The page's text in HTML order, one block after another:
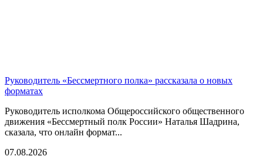
Руководитель «Бессмертного полка» рассказала о новых
форматах
Руководитель исполкома Общероссийского общественного
движения «Бессмертный полк России» Наталья Шадрина,
сказала, что онлайн формат...
07.08.2026